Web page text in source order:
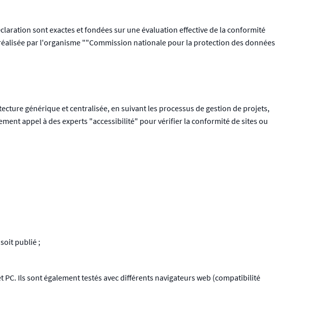
sont exactes et fondées sur une évaluation effective de la conformité
par l'organisme ""Commission nationale pour la protection des données
générique et centralisée, en suivant les processus de gestion de projets,
appel à des experts "accessibilité" pour vérifier la conformité de sites ou
publié ;
Ils sont également testés avec différents navigateurs web (compatibilité